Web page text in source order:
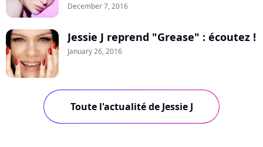
December 7, 2016
Jessie J reprend "Grease" : écoutez !
January 26, 2016
Toute l'actualité de Jessie J